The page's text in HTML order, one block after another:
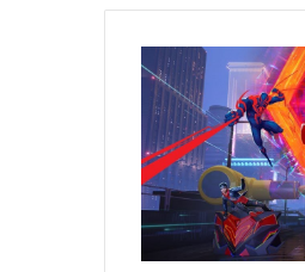
HOMEM-
ARANHA:
ATRAVÉS
DO
ARANHAVERSO,
CONFIRA
OS
EASTER
EGGS